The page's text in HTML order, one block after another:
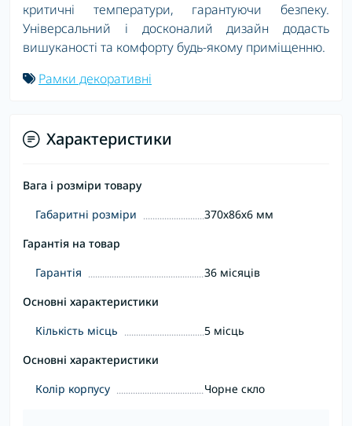
критичні температури, гарантуючи безпеку.
Універсальний і досконалий дизайн додасть
вишуканості та комфорту будь-якому приміщенню.
Рамки декоративні
Характеристики
Вага і розміри товару
Габаритні розміри
370х86х6 мм
Гарантія на товар
Гарантія
36 місяців
Основні характеристики
Кількість місць
5 місць
Основні характеристики
Колір корпусу
Чорне скло